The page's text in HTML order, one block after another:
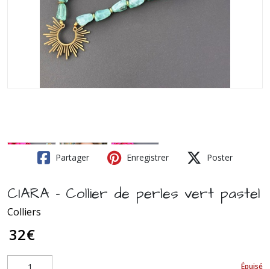
Partager Enregistrer Poster
CIARA - Collier de perles vert pastel
Colliers
32€
Épuisé